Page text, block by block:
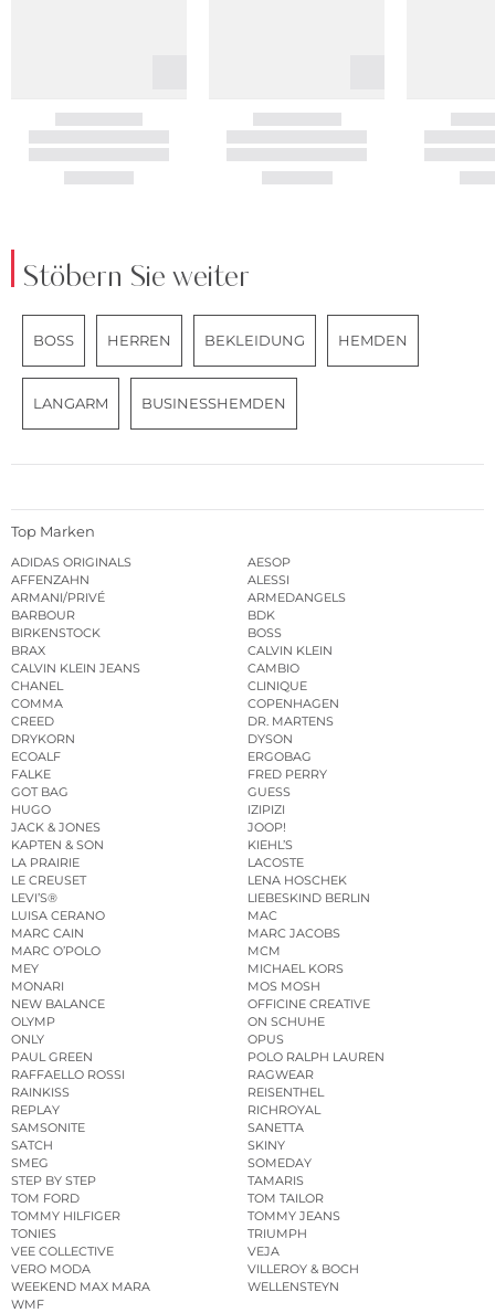
Stöbern Sie weiter
BOSS HERREN BEKLEIDUNG HEMDEN
LANGARM BUSINESSHEMDEN
Top Marken
ADIDAS ORIGINALS
AESOP
AFFENZAHN
ALESSI
ARMANI/PRIVÉ
ARMEDANGELS
BARBOUR
BDK
BIRKENSTOCK
BOSS
BRAX
CALVIN KLEIN
CALVIN KLEIN JEANS
CAMBIO
CHANEL
CLINIQUE
COMMA
COPENHAGEN
CREED
DR. MARTENS
DRYKORN
DYSON
ECOALF
ERGOBAG
FALKE
FRED PERRY
GOT BAG
GUESS
HUGO
IZIPIZI
JACK & JONES
JOOP!
KAPTEN & SON
KIEHL’S
LA PRAIRIE
LACOSTE
LE CREUSET
LENA HOSCHEK
LEVI’S®
LIEBESKIND BERLIN
LUISA CERANO
MAC
MARC CAIN
MARC JACOBS
MARC O’POLO
MCM
MEY
MICHAEL KORS
MONARI
MOS MOSH
NEW BALANCE
OFFICINE CREATIVE
OLYMP
ON SCHUHE
ONLY
OPUS
PAUL GREEN
POLO RALPH LAUREN
RAFFAELLO ROSSI
RAGWEAR
RAINKISS
REISENTHEL
REPLAY
RICHROYAL
SAMSONITE
SANETTA
SATCH
SKINY
SMEG
SOMEDAY
STEP BY STEP
TAMARIS
TOM FORD
TOM TAILOR
TOMMY HILFIGER
TOMMY JEANS
TONIES
TRIUMPH
VEE COLLECTIVE
VEJA
VERO MODA
VILLEROY & BOCH
WEEKEND MAX MARA
WELLENSTEYN
WMF